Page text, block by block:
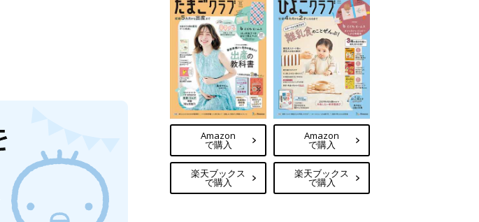
Amazon
で購入
楽天ブックス
で購入
Amazon
で購入
楽天ブックス
で購入